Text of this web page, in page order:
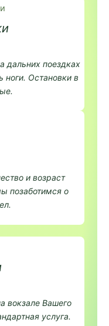
дальних поездках
ноги. Остановки в
и возраст
позаботимся о
вокзале Вашего
услуга.